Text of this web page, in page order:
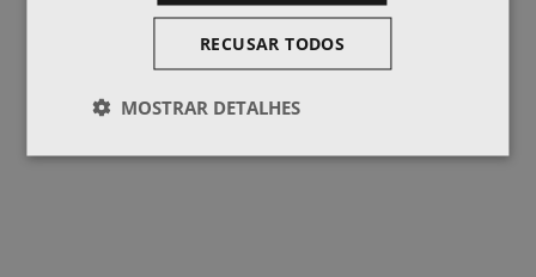
RECUSAR TODOS
MOSTRAR DETALHES